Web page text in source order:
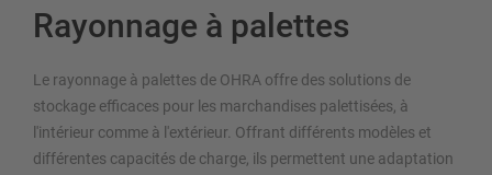
Rayonnage à palettes
Le rayonnage à palettes de OHRA offre des solutions de
stockage efficaces pour les marchandises palettisées, à
l'intérieur comme à l'extérieur. Offrant différents modèles et
différentes capacités de charge, ils permettent une adaptation